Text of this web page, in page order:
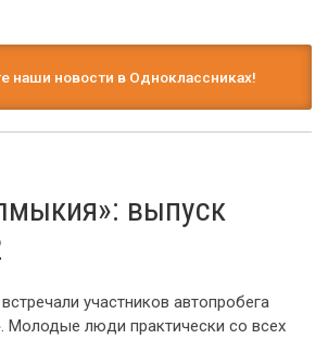
наши новости в Одноклассниках!
выпуск
участников автопробега
Молодые люди практически со всех